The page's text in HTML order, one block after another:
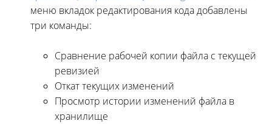
меню вкладок редактирования кода добавлены
три команды:
Сравнение рабочей копии файла с текущей
ревизией
Откат текущих изменений
Просмотр истории изменений файла в
хранилище